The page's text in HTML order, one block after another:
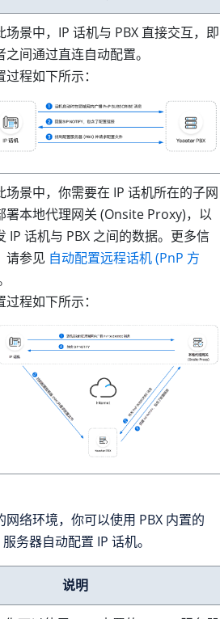
场景中，IP 话机与 PBX 直接交互，即
之间通过直连自动配置。
过程如下所示：
场景中，你需要在 IP 话机所在的子网
署本地代理网关 (Onsite Proxy)，以
IP 话机与 PBX 之间的数据。更多信
请参见 自动配置远程话机 (PnP 方
过程如下所示：
络环境，你可以使用 PBX 内置的
务器自动配置 IP 话机。
说明